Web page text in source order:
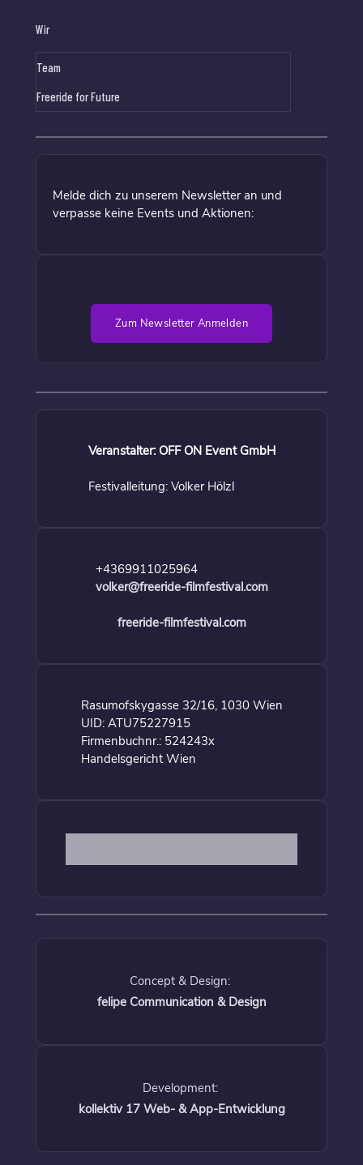
Wir
Team
Freeride for Future
Melde dich zu unserem Newsletter an und
verpasse keine Events und Aktionen:
Zum Newsletter Anmelden
Veranstalter: OFF ON Event GmbH
Festivalleitung: Volker Hölzl
+4369911025964
volker@freeride-filmfestival.com
freeride-filmfestival.com
Rasumofskygasse 32/16, 1030 Wien
UID: ATU75227915
Firmenbuchnr.: 524243x
Handelsgericht Wien
Concept & Design:
felipe Communication & Design
Development:
kollektiv 17 Web- & App-Entwicklung